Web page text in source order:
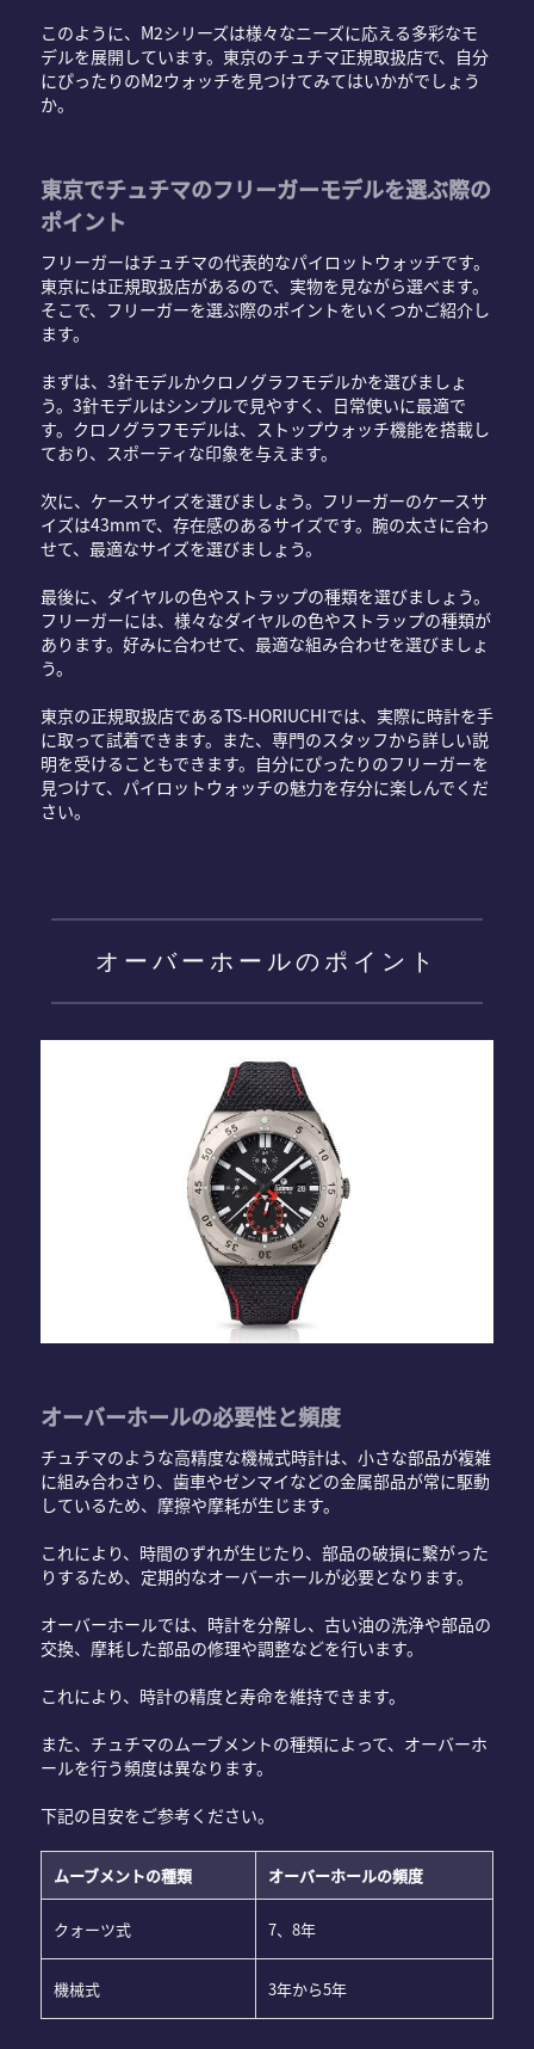
このように、M2シリーズは様々なニーズに応える多彩なモ
デルを展開しています。東京のチュチマ正規取扱店で、自分
にぴったりのM2ウォッチを見つけてみてはいかがでしょう
か。
東京でチュチマのフリーガーモデルを選ぶ際の
ポイント
フリーガーはチュチマの代表的なパイロットウォッチです。
東京には正規取扱店があるので、実物を見ながら選べます。
そこで、フリーガーを選ぶ際のポイントをいくつかご紹介し
ます。
まずは、3針モデルかクロノグラフモデルかを選びましょ
う。3針モデルはシンプルで見やすく、日常使いに最適で
す。クロノグラフモデルは、ストップウォッチ機能を搭載し
ており、スポーティな印象を与えます。
次に、ケースサイズを選びましょう。フリーガーのケースサ
イズは43mmで、存在感のあるサイズです。腕の太さに合わ
せて、最適なサイズを選びましょう。
最後に、ダイヤルの色やストラップの種類を選びましょう。
フリーガーには、様々なダイヤルの色やストラップの種類が
あります。好みに合わせて、最適な組み合わせを選びましょ
う。
東京の正規取扱店であるTS-HORIUCHIでは、実際に時計を手
に取って試着できます。また、専門のスタッフから詳しい説
明を受けることもできます。自分にぴったりのフリーガーを
見つけて、パイロットウォッチの魅力を存分に楽しんでくだ
さい。
オーバーホールのポイント
オーバーホールの必要性と頻度
チュチマのような高精度な機械式時計は、小さな部品が複雑
に組み合わさり、歯車やゼンマイなどの金属部品が常に駆動
しているため、摩擦や摩耗が生じます。
これにより、時間のずれが生じたり、部品の破損に繋がった
りするため、定期的なオーバーホールが必要となります。
オーバーホールでは、時計を分解し、古い油の洗浄や部品の
交換、摩耗した部品の修理や調整などを行います。
これにより、時計の精度と寿命を維持できます。
また、チュチマのムーブメントの種類によって、オーバーホ
ールを行う頻度は異なります。
下記の目安をご参考ください。
ムーブメントの種類 オーバーホールの頻度
クォーツ式 7、8年
機械式 3年から5年